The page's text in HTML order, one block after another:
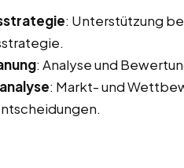
: Unterstützung
: Analyse und
: Markt- und